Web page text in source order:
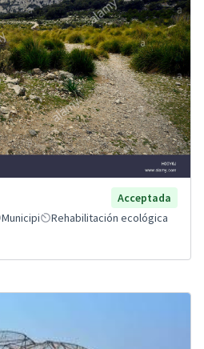
Acceptada
Municipi
Rehabilitación ecológica